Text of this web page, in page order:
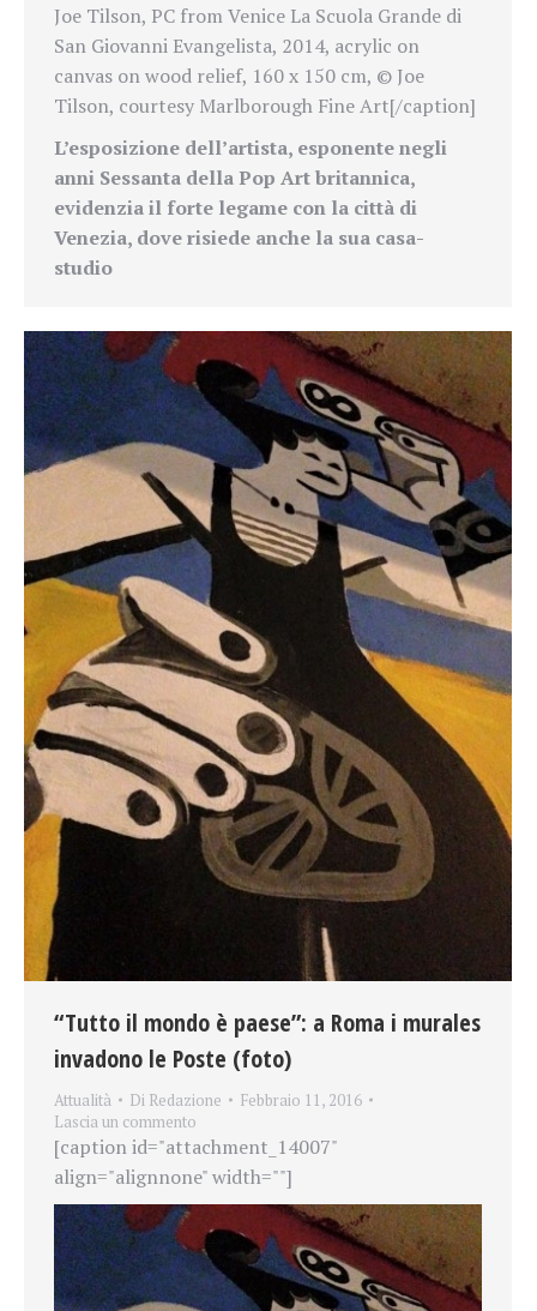
Joe Tilson, PC from Venice La Scuola Grande di
San Giovanni Evangelista, 2014, acrylic on
canvas on wood relief, 160 x 150 cm, © Joe
Tilson, courtesy Marlborough Fine Art[/caption]
L’esposizione dell’artista, esponente negli
anni Sessanta della Pop Art britannica,
evidenzia il forte legame con la città di
Venezia, dove risiede anche la sua casa-
studio
“Tutto il mondo è paese”: a Roma i murales
invadono le Poste (foto)
Attualità Di Redazione
Febbraio 11, 2016
Lascia un commento
[caption id="attachment_14007"
align="alignnone" width=""]